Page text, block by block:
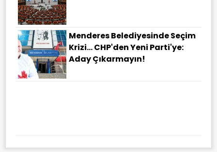
Menderes Belediyesinde Seçim
Krizi... CHP'den Yeni Parti'ye:
Aday Çıkarmayın!